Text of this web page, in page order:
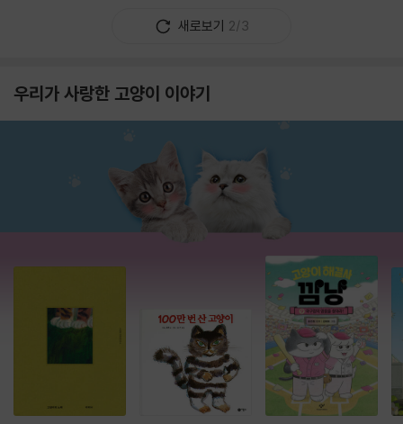
새로보기 2/3
우리가 사랑한 고양이 이야기